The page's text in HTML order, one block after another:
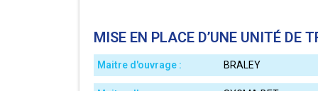
MISE EN PLACE D’UNE UNITÉ DE
Maitre d'ouvrage : BRALEY